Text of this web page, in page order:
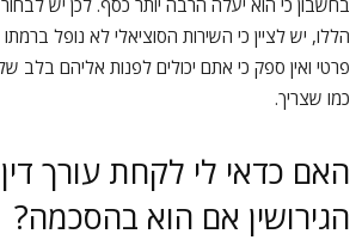
בחשבון כי הוא יעלה הרבה יותר כסף. לכן יש
הללו, יש לציין כי השירות הסוציאלי לא נופל
פרטי ואין ספק כי אתם יכולים לפנות אליהם בלב
כמו שצריך.
האם כדאי לי לקחת עורך
הגירושין אם הוא בהסכמה?